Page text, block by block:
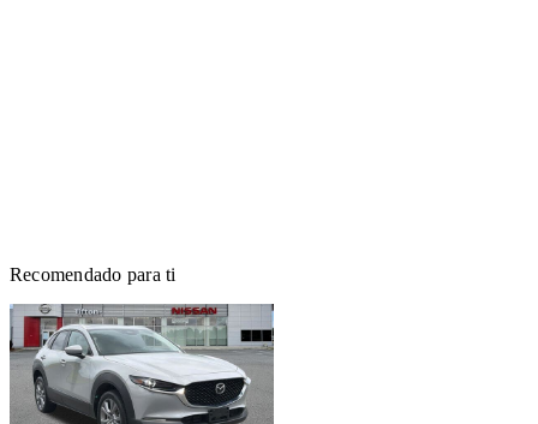
Recomendado para ti